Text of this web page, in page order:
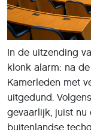
In de uitzending
klonk alarm: na
Kamerleden met
uitgedund.
gevaarlijk, juist
buitenlandse